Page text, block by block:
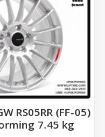
RS05RR (FF-05)
7.45 kg